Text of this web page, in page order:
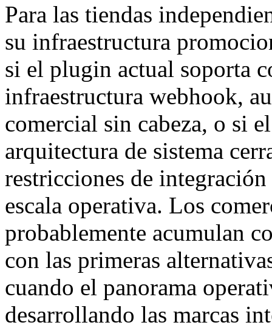
Para las tiendas
su infraestructura
si el plugin actual soporta
infraestructura webhook,
comercial sin cabeza, o si
arquitectura de sistema
restricciones de
escala operativa. Los
probablemente acumulan
con las primeras
cuando el panorama
desarrollando las marcas